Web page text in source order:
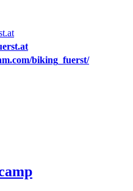
biking_fuerst/